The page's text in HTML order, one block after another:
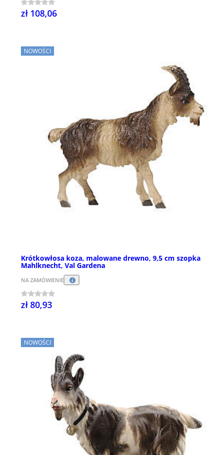
zł 108,06
NOWOŚCI
Krótkowłosa koza, malowane drewno, 9,5 cm szopka
Mahlknecht, Val Gardena
NA ZAMÓWIENIE
zł 80,93
NOWOŚCI